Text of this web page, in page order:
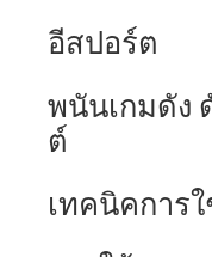
อีสปอร์ต
พนันเกมดัง
ต์
เทคนิคการ